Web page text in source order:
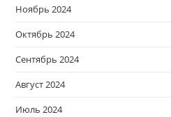
Ноябрь 2024
Октябрь 2024
Сентябрь 2024
Август 2024
Июль 2024